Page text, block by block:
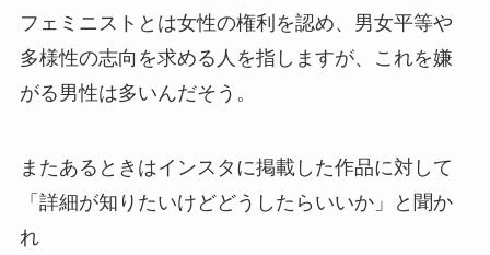
フェミニストとは女性の権利を認め、男女平等や
多様性の志向を求める人を指しますが、これを嫌
がる男性は多いんだそう。
またあるときはインスタに掲載した作品に対して
「詳細が知りたいけどどうしたらいいか」と聞か
れ